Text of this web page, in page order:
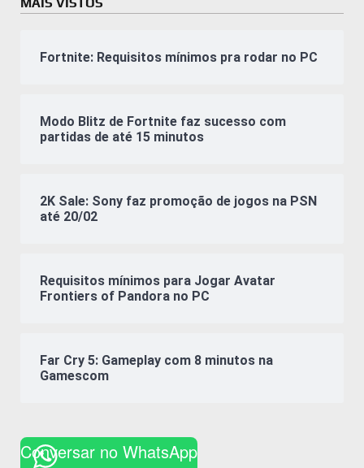
Fortnite: Requisitos mínimos pra rodar no PC
Modo Blitz de Fortnite faz sucesso com
partidas de até 15 minutos
2K Sale: Sony faz promoção de jogos na PSN
até 20/02
Requisitos mínimos para Jogar Avatar
Frontiers of Pandora no PC
Far Cry 5: Gameplay com 8 minutos na
Gamescom
Conversar no WhatsApp